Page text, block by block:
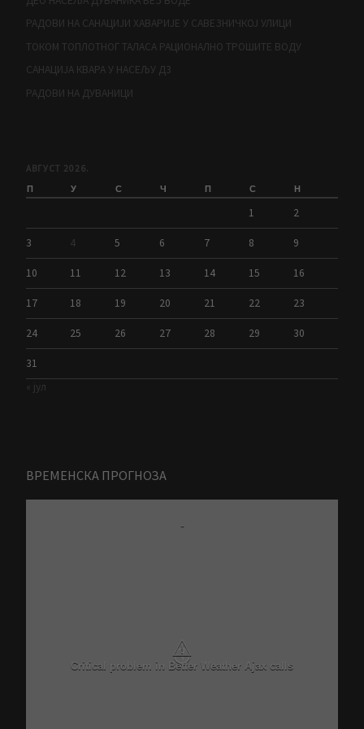
РАДОВИ НА САНАЦИЈИ ХАВАРИЈЕ У САВЕЗНИЧКОЈ УЛИЦИ
ТОКОМ ТОПЛОТНОГ ТАЛАСА РАЦИОНАЛНО ТРОШИТЕ ВОДУ
САНАЦИЈА КВАРА У НАСЕЉУ Д3
РАДОВИ НА ДУВАНИЦИ
АВГУСТ 2026.
П У С Ч П С Н
1 2
3 4 5 6 7 8 9
10 11 12 13 14 15 16
17 18 19 20 21 22 23
24 25 26 27 28 29 30
31
« јул
ВРЕМЕНСКА ПРОГНОЗА
-
⚠
Critical problem in Better Weather Ajax calls